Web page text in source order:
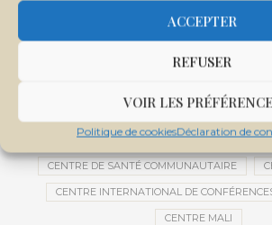
ACCEPTER
REFUSER
VOIR LES
Politique de cookiesDéclaration de
CAUTION 10 000 DOLLARS
CÉDÉAO
CEN-SNESUP CENOU
CENTRE D'INTELLIGENCE
CENTRE DE SANTÉ COMMUNAUTAIRE
CENTRE INTERNATIONAL DE
CENTRE MALI